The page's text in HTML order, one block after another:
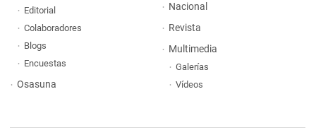
Editorial
Colaboradores
Blogs
Encuestas
Osasuna
Nacional
Revista
Multimedia
Galerías
Vídeos